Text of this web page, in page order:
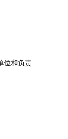
位和负责